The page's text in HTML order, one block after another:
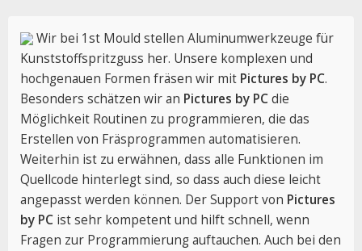
Wir bei 1st Mould stellen Aluminumwerkzeuge für
Kunststoffspritzguss her. Unsere komplexen und
hochgenauen Formen fräsen wir mit Pictures by PC.
Besonders schätzen wir an Pictures by PCdie
Möglichkeit Routinen zu programmieren, die das
Erstellen von Fräsprogrammen automatisieren.
Weiterhin ist zu erwähnen, dass alle Funktionen im
Quellcode hinterlegt sind, so dass auch diese leicht
angepasst werden können. Der Support von Pictures
by PC ist sehr kompetent und hilft schnell, wenn
Fragen zur Programmierung auftauchen. Auch bei den